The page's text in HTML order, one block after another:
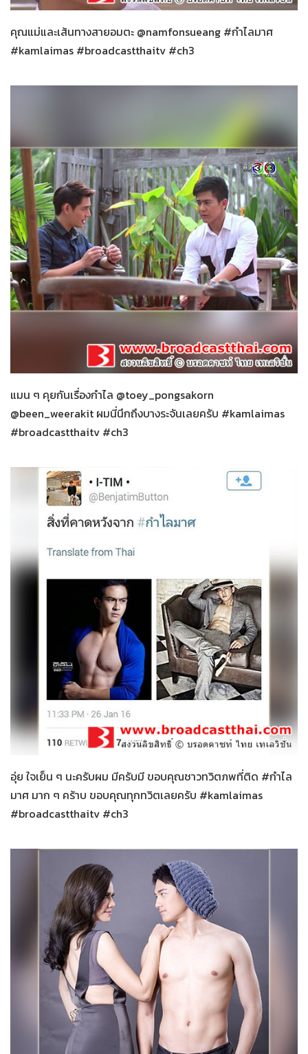
คุณแม่และเส้นทางสายอมตะ @namfonsueang #กำไลมาศ
#kamlaimas #broadcastthaitv #ch3
กำไลมาศ
แมน ๆ คุยกันเรื่องกำไล @toey_pongsakorn
@been_weerakit ผมนี่นึกถึงบางระจันเลยครับ #kamlaimas
#broadcastthaitv #ch3
26-01-2559 กำไลมาศ
อุ่ย ใจเย็น ๆ นะครับผม มีครับมี ขอบคุณชาวทวิตภพที่ติด #กำไล
มาศ มาก ๆ คร้าบ ขอบคุณทุกทวิตเลยครับ #kamlaimas
#broadcastthaitv #ch3